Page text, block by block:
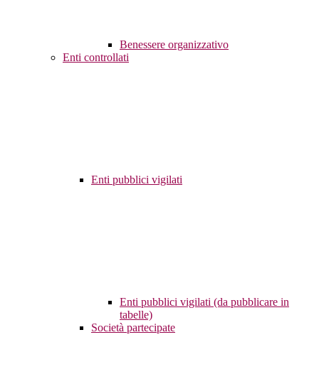
Benessere organizzativo
Enti controllati
Enti pubblici vigilati
Enti pubblici vigilati (da pubblicare in
tabelle)
Società partecipate